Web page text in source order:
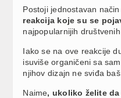
Postoji jednostavan
reakcija koje su se
najpopularnijih
Iako se na ove reakcije
isuviše organičeni sa
njihov dizajn ne sviđa baš
Naime, ukoliko želite